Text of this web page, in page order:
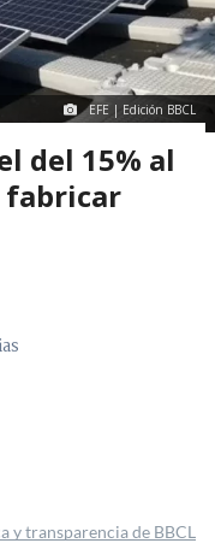
EFE | Edición BBCL
del 15% al
fabricar
y transparencia de BBCL